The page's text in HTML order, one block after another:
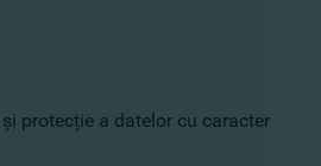
protecție a datelor cu caracter